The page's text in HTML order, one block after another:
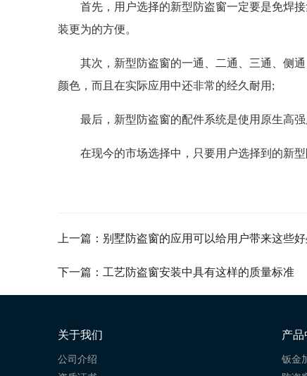
首先，用户选择的新型防盗窗一定要是免焊
装更为的方便。
其次，新型防盗窗的一通、二通、三通、侧
颜色，而且在实际应用中还非常的经久耐用;
最后，新型防盗窗的配件系统是使用原生高
在现今的市场选择中，只要用户选择到的新
上一篇：别墅防盗窗的应用可以给用户带来这些
下一篇：工艺防盗窗安装中具有这样的质量标准
关于我们
公司介绍
产品
钣金